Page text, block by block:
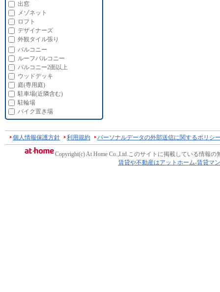
出窓
メゾネット
ロフト
デザイナーズ
外観タイル張り
バルコニー
ルーフバルコニー
バルコニー2面以上
ウッドデッキ
庭(専用庭)
駐車場(近隣含む)
駐輪場
バイク置き場
個人情報保護方針 利用規約 パーソナルデータの外部送信に関するポリシ
Copyright(c) At Home Co.,Ltd.このサイトに掲載している情報の
賃貸や不動産はアットホーム-賃貸マ